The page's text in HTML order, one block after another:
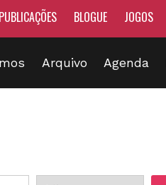
BLOGUE JOGOS
Arquivo Agenda